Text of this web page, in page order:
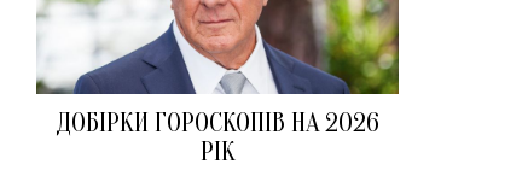
ДОБІРКИ ГОРОСКОПІВ НА 2026
РІК